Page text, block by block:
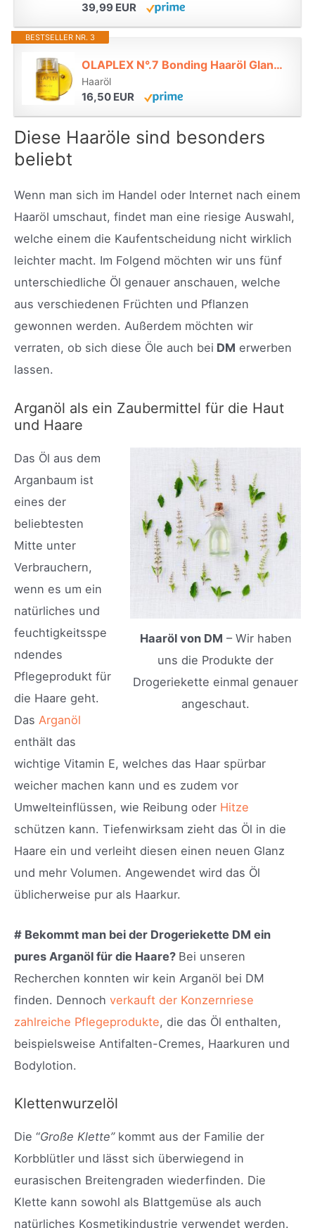
39,99 EUR
BESTSELLER NR. 3
OLAPLEX N°.7 Bonding Haaröl Glanz & Hitzeschutz, 30 ml*
Haaröl
16,50 EUR
Diese Haaröle sind besonders
beliebt
Wenn man sich im Handel oder Internet nach einem
Haaröl umschaut, findet man eine riesige Auswahl,
welche einem die Kaufentscheidung nicht wirklich
leichter macht. Im Folgend möchten wir uns fünf
unterschiedliche Öl genauer anschauen, welche
aus verschiedenen Früchten und Pflanzen
gewonnen werden. Außerdem möchten wir
verraten, ob sich diese Öle auch bei DM erwerben
lassen.
Arganöl als ein Zaubermittel für die Haut
und Haare
Haaröl von DM – Wir haben
uns die Produkte der
Drogeriekette einmal genauer
angeschaut.
Das Öl aus dem
Arganbaum ist
eines der
beliebtesten
Mitte unter
Verbrauchern,
wenn es um ein
natürliches und
feuchtigkeitsspe
ndendes
Pflegeprodukt für
die Haare geht.
Das Arganöl
enthält das
wichtige Vitamin E, welches das Haar spürbar
weicher machen kann und es zudem vor
Umwelteinflüssen, wie Reibung oder Hitze
schützen kann. Tiefenwirksam zieht das Öl in die
Haare ein und verleiht diesen einen neuen Glanz
und mehr Volumen. Angewendet wird das Öl
üblicherweise pur als Haarkur.
# Bekommt man bei der Drogeriekette DM ein
pures Arganöl für die Haare? Bei unseren
Recherchen konnten wir kein Arganöl bei DM
finden. Dennoch verkauft der Konzernriese
zahlreiche Pflegeprodukte, die das Öl enthalten,
beispielsweise Antifalten-Cremes, Haarkuren und
Bodylotion.
Klettenwurzelöl
Die “Große Klette”kommt aus der Familie der
Korbblütler und lässt sich überwiegend in
eurasischen Breitengraden wiederfinden. Die
Klette kann sowohl als Blattgemüse als auch
natürliches Kosmetikindustrie verwendet werden.